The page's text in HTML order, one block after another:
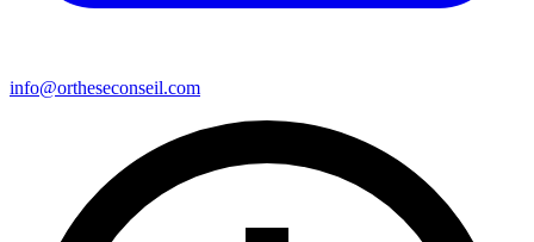
info@ortheseconseil.com